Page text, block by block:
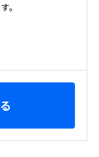
。